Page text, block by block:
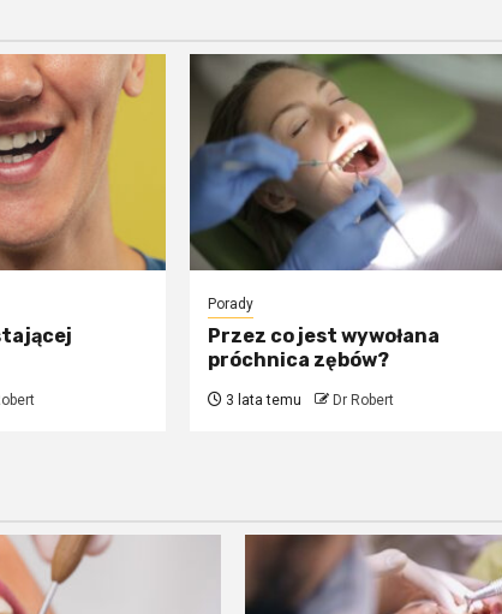
Porady
Przez co jest wywołana
próchnica zębów?
3 lata temu Dr Robert